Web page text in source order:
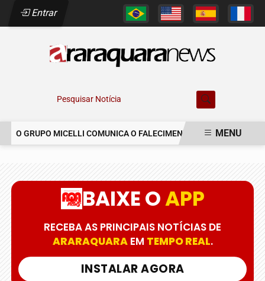
Entrar
Pesquisar Notícia
O GRUPO MICELLI COMUNICA O FALECIMENTO DO SR. MARCELO
MENU
BAIXE OAPP
RECEBA AS PRINCIPAIS NOTÍCIAS DE
ARARAQUARAEM TEMPO REAL.
INSTALAR AGORA